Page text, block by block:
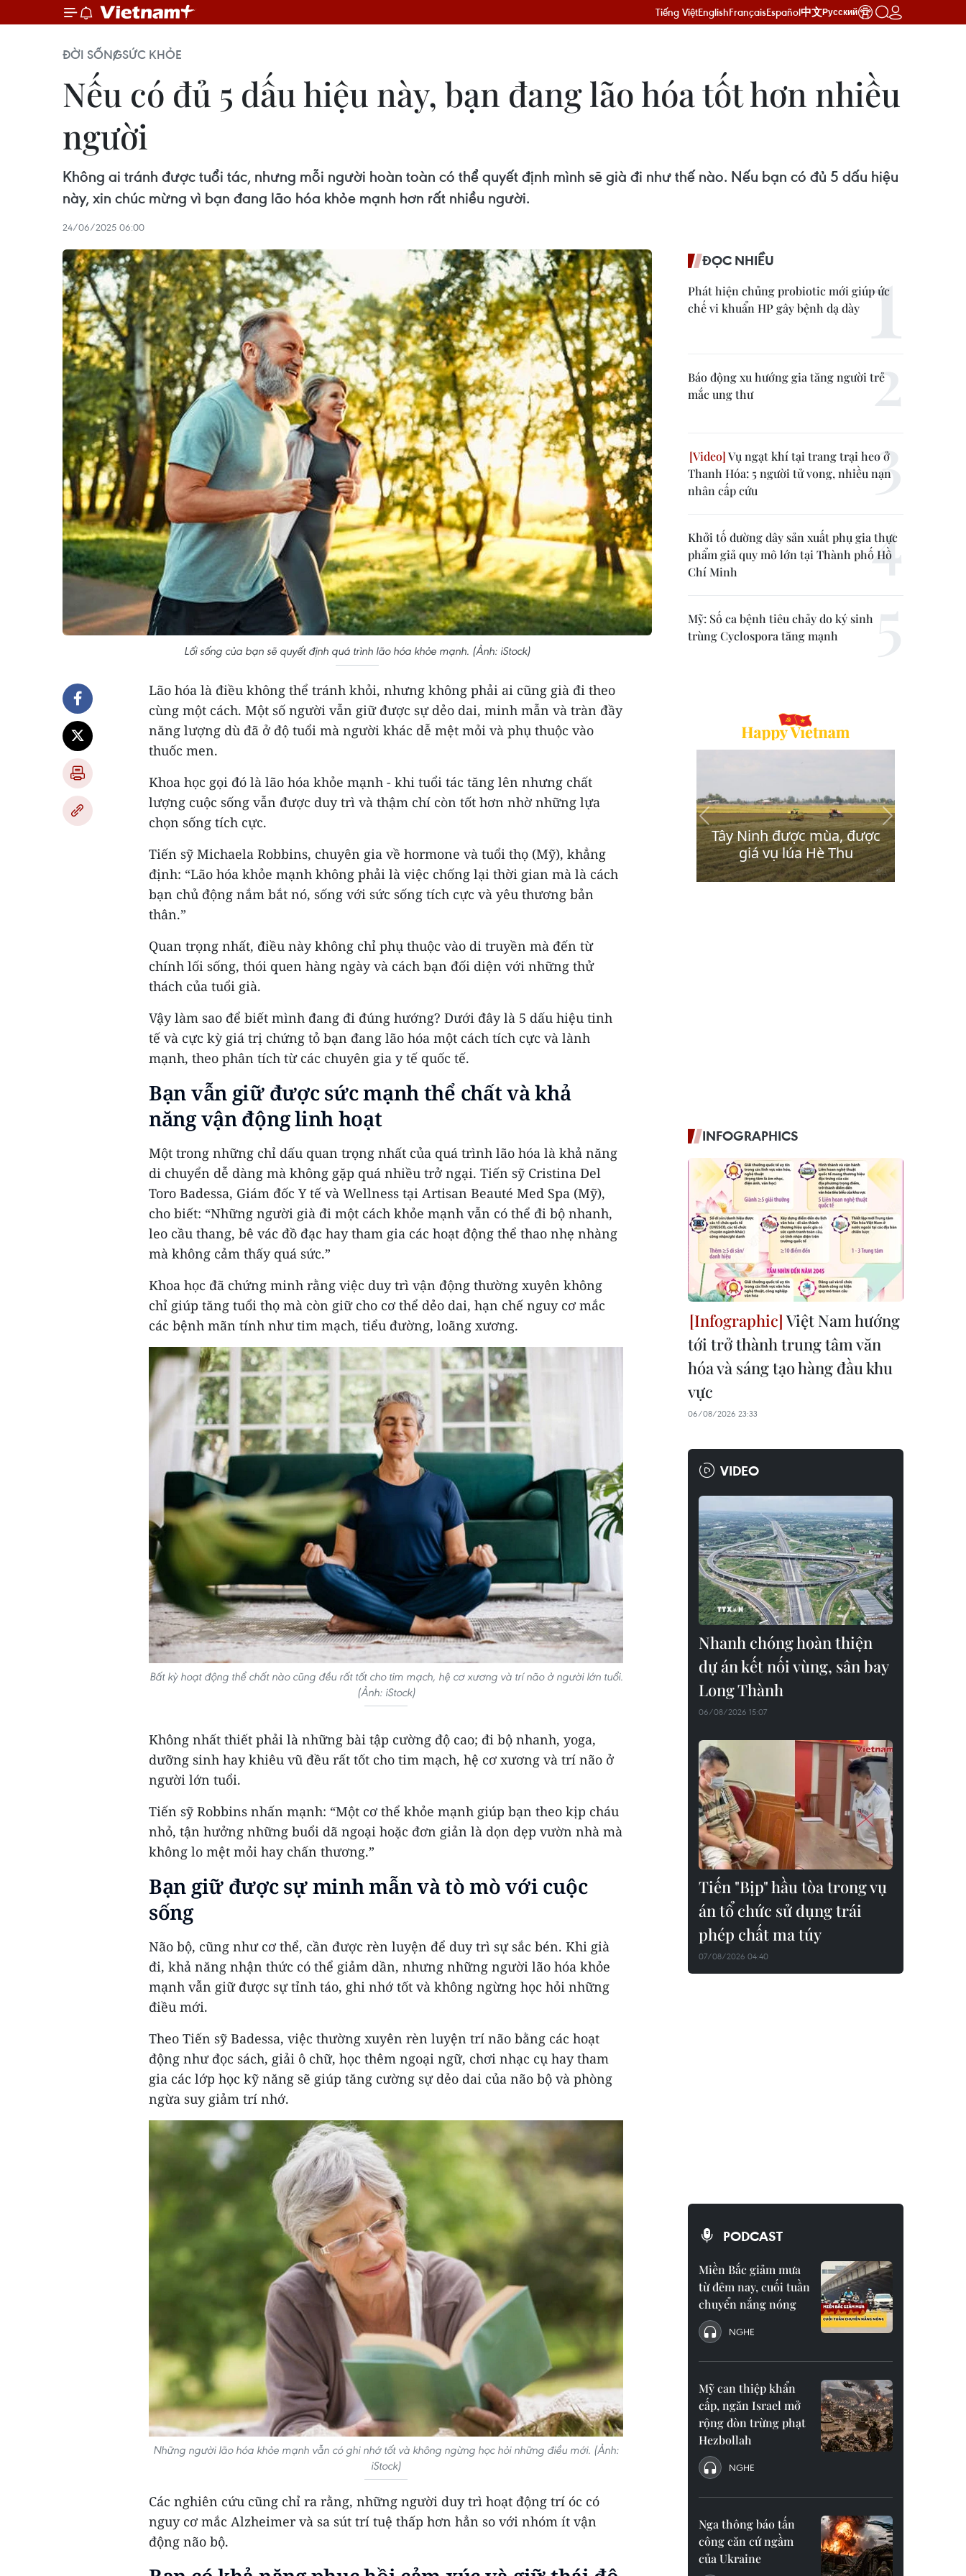
Tiếng ViệtEnglishFrançaisEspañol中文Русский
ĐỜI SỐNGSỨC KHỎE
Nếu có đủ 5 dấu hiệu này, bạn đang lão hóa tốt hơn nhiều
người
Không ai tránh được tuổi tác, nhưng mỗi người hoàn toàn có thể quyết định mình sẽ già đi như thế nào. Nếu bạn có đủ 5 dấu hiệu
này, xin chúc mừng vì bạn đang lão hóa khỏe mạnh hơn rất nhiều người.
24/06/2025 06:00
Lối sống của bạn sẽ quyết định quá trình lão hóa khỏe mạnh. (Ảnh: iStock)
Lão hóa là điều không thể tránh khỏi, nhưng không phải ai cũng già đi theo
cùng một cách. Một số người vẫn giữ được sự dẻo dai, minh mẫn và tràn đầy
năng lượng dù đã ở độ tuổi mà người khác dễ mệt mỏi và phụ thuộc vào
thuốc men.
Khoa học gọi đó là lão hóa khỏe mạnh - khi tuổi tác tăng lên nhưng chất
lượng cuộc sống vẫn được duy trì và thậm chí còn tốt hơn nhờ những lựa
chọn sống tích cực.
Tiến sỹ Michaela Robbins, chuyên gia về hormone và tuổi thọ (Mỹ), khẳng
định: “Lão hóa khỏe mạnh không phải là việc chống lại thời gian mà là cách
bạn chủ động nắm bắt nó, sống với sức sống tích cực và yêu thương bản
thân.”
Quan trọng nhất, điều này không chỉ phụ thuộc vào di truyền mà đến từ
chính lối sống, thói quen hàng ngày và cách bạn đối diện với những thử
thách của tuổi già.
Vậy làm sao để biết mình đang đi đúng hướng? Dưới đây là 5 dấu hiệu tinh
tế và cực kỳ giá trị chứng tỏ bạn đang lão hóa một cách tích cực và lành
mạnh, theo phân tích từ các chuyên gia y tế quốc tế.
Bạn vẫn giữ được sức mạnh thể chất và khả
năng vận động linh hoạt
Một trong những chỉ dấu quan trọng nhất của quá trình lão hóa là khả năng
di chuyển dễ dàng mà không gặp quá nhiều trở ngại. Tiến sỹ Cristina Del
Toro Badessa, Giám đốc Y tế và Wellness tại Artisan Beauté Med Spa (Mỹ),
cho biết: “Những người già đi một cách khỏe mạnh vẫn có thể đi bộ nhanh,
leo cầu thang, bê vác đồ đạc hay tham gia các hoạt động thể thao nhẹ nhàng
mà không cảm thấy quá sức.”
Khoa học đã chứng minh rằng việc duy trì vận động thường xuyên không
chỉ giúp tăng tuổi thọ mà còn giữ cho cơ thể dẻo dai, hạn chế nguy cơ mắc
các bệnh mãn tính như tim mạch, tiểu đường, loãng xương.
Bất kỳ hoạt động thể chất nào cũng đều rất tốt cho tim mạch, hệ cơ xương và trí não ở người lớn tuổi.
(Ảnh: iStock)
Không nhất thiết phải là những bài tập cường độ cao; đi bộ nhanh, yoga,
dưỡng sinh hay khiêu vũ đều rất tốt cho tim mạch, hệ cơ xương và trí não ở
người lớn tuổi.
Tiến sỹ Robbins nhấn mạnh: “Một cơ thể khỏe mạnh giúp bạn theo kịp cháu
nhỏ, tận hưởng những buổi dã ngoại hoặc đơn giản là dọn dẹp vườn nhà mà
không lo mệt mỏi hay chấn thương.”
Bạn giữ được sự minh mẫn và tò mò với cuộc
sống
Não bộ, cũng như cơ thể, cần được rèn luyện để duy trì sự sắc bén. Khi già
đi, khả năng nhận thức có thể giảm dần, nhưng những người lão hóa khỏe
mạnh vẫn giữ được sự tỉnh táo, ghi nhớ tốt và không ngừng học hỏi những
điều mới.
Theo Tiến sỹ Badessa, việc thường xuyên rèn luyện trí não bằng các hoạt
động như đọc sách, giải ô chữ, học thêm ngoại ngữ, chơi nhạc cụ hay tham
gia các lớp học kỹ năng sẽ giúp tăng cường sự dẻo dai của não bộ và phòng
ngừa suy giảm trí nhớ.
Những người lão hóa khỏe mạnh vẫn có ghi nhớ tốt và không ngừng học hỏi những điều mới. (Ảnh:
iStock)
Các nghiên cứu cũng chỉ ra rằng, những người duy trì hoạt động trí óc có
nguy cơ mắc Alzheimer và sa sút trí tuệ thấp hơn hẳn so với nhóm ít vận
động não bộ.
ĐỌC NHIỀU
Phát hiện chủng probiotic mới giúp ức
chế vi khuẩn HP gây bệnh dạ dày
Báo động xu hướng gia tăng người trẻ
mắc ung thư
Vụ ngạt khí tại trang trại heo ở
Thanh Hóa: 5 người tử vong, nhiều nạn
nhân cấp cứu
Khởi tố đường dây sản xuất phụ gia thực
phẩm giả quy mô lớn tại Thành phố Hồ
Chí Minh
Mỹ: Số ca bệnh tiêu chảy do ký sinh
trùng Cyclospora tăng mạnh
INFOGRAPHICS
Việt Nam hướng
tới trở thành trung tâm văn
hóa và sáng tạo hàng đầu khu
vực
06/08/2026 23:33
VIDEO
Nhanh chóng hoàn thiện
dự án kết nối vùng, sân bay
Long Thành
06/08/2026 15:07
Tiến "Bịp" hầu tòa trong vụ
án tổ chức sử dụng trái
phép chất ma túy
07/08/2026 04:40
PODCAST
Miền Bắc giảm mưa
từ đêm nay, cuối tuần
chuyển nắng nóng
NGHE
Mỹ can thiệp khẩn
cấp, ngăn Israel mở
rộng đòn trừng phạt
Hezbollah
NGHE
Nga thông báo tấn
công căn cứ ngầm
của Ukraine